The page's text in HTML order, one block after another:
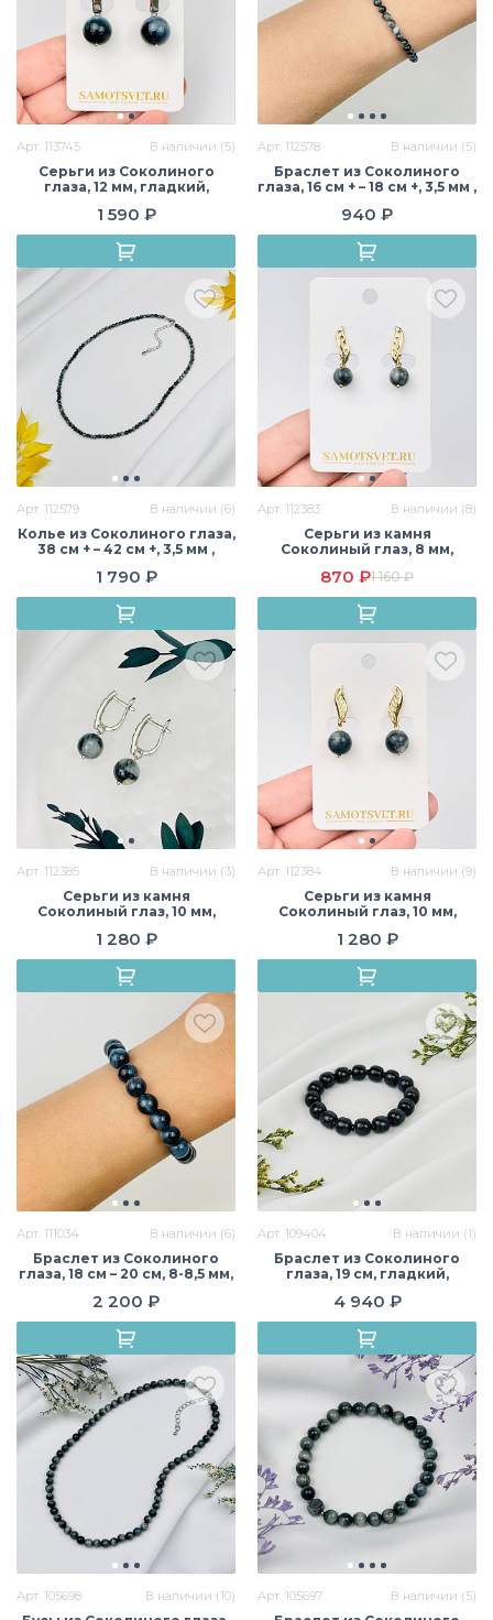
Арт. 113745 В наличии (5)
Серьги из Соколиного
глаза, 12 мм, гладкий,
1 590 ₽
Арт. 112578 В наличии (5)
Браслет из Соколиного
глаза, 16 см + – 18 см +, 3,5 мм ,
940 ₽
Арт. 112579 В наличии (6)
Колье из Соколиного глаза,
38 см + – 42 см +, 3,5 мм ,
1 790 ₽
Арт. 112383 В наличии (8)
Серьги из камня
Соколиный глаз, 8 мм,
Африка
870 ₽1 160 ₽
Арт. 112385 В наличии (3)
Серьги из камня
Соколиный глаз, 10 мм,
Африка
1 280 ₽
Арт. 112384 В наличии (9)
Серьги из камня
Соколиный глаз, 10 мм,
Африка
1 280 ₽
Арт. 111034 В наличии (6)
Браслет из Соколиного
глаза, 18 см – 20 см, 8-8,5 мм,
2 200 ₽
Арт. 109404 В наличии (1)
Браслет из Соколиного
глаза, 19 см, гладкий,
4 940 ₽
Арт. 105698 В наличии (10) Арт. 105697 В наличии (5)